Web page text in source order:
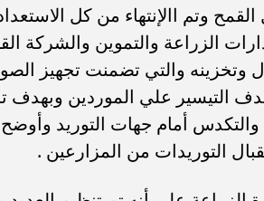
وتم االإنتهاء من كل
الزراعة والتموين والشركة
والتي تضمنت تجهيز
التيسير علي الموردين وبهدف
والتكدس أمام جهات التوريد
التوريدات من المزارعين .